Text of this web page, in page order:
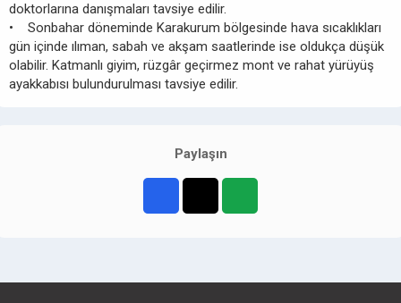
doktorlarına danışmaları tavsiye edilir.
• Sonbahar döneminde Karakurum bölgesinde hava sıcaklıkları
gün içinde ılıman, sabah ve akşam saatlerinde ise oldukça düşük
olabilir. Katmanlı giyim, rüzgâr geçirmez mont ve rahat yürüyüş
ayakkabısı bulundurulması tavsiye edilir.
Paylaşın